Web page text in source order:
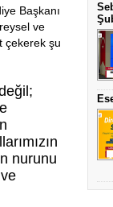
Başkanı
ve
çekerek şu
nurunu